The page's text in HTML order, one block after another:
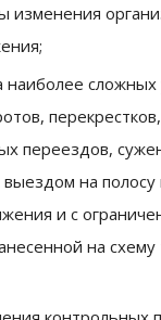
изменения
сложных
перекрестков,
переездов,
выездом на полосу
и с
на схему